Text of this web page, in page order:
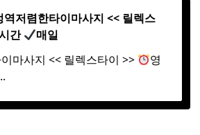
역저렴한타이마사지 << 릴렉스
간
매일
마사지 << 릴렉스타이 >>
영